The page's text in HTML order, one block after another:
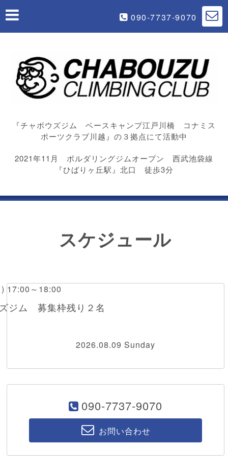
090-7737-9070
『チャボウズジム ベースキャンプ江戸川橋 コナミス
ポーツクラブ川越』の３拠点にて活動中
2021年11月 ボルダリングジムオープン 西武池袋線
『ひばりヶ丘駅』北口 徒歩3分
スケジュール
17:00～18:00
ジム 募集枠残り２名
2026.08.09 Sunday
090-7737-9070
お問い合わせ